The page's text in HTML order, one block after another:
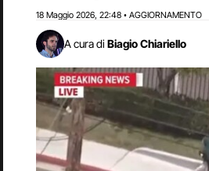
18 Maggio 2026 22:48 • AGGIORNAMENTO
A cura di Biagio Chiariello